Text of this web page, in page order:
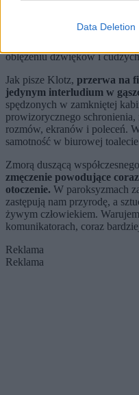
Data Deletion
wtłacza się do środka
zamknięte okna.
oblężeniu dźwięków i
Jak pisze Klotz, przerwa na
jedynym interludium w
spędzonych w zamkniętej
prowizorycznego
rozmów, ekranów i poleceń.
samotność w biurowej
Zmorą duszącą współczesnego
zmęczenie powodujące
otoczenie. W paroksyzmach
zastępują nam przyrodę, a
żywym człowiekiem.
komunikatorach, coraz
Reklama
Reklama